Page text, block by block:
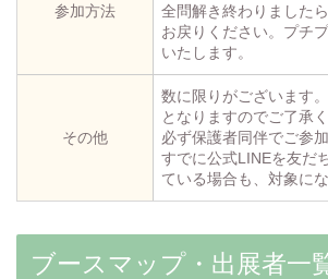
参加方法
全問解き終わりました
お戻りください。プチ
いたします。
その他
数に限りがございます
となりますのでご了承く
必ず保護者同伴でご参加
すでに公式LINEを友だ
ている場合も、対象にな
ブースマップ・出展者一